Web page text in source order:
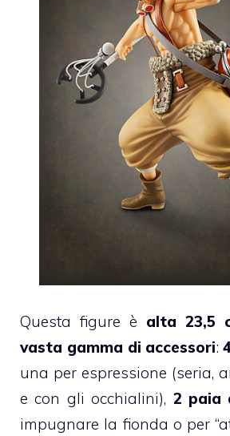
Questa figure è alta 23,5
vasta gamma di accessori:
una per espressione (seria,
e con gli occhialini), 2 paia
impugnare la fionda o per